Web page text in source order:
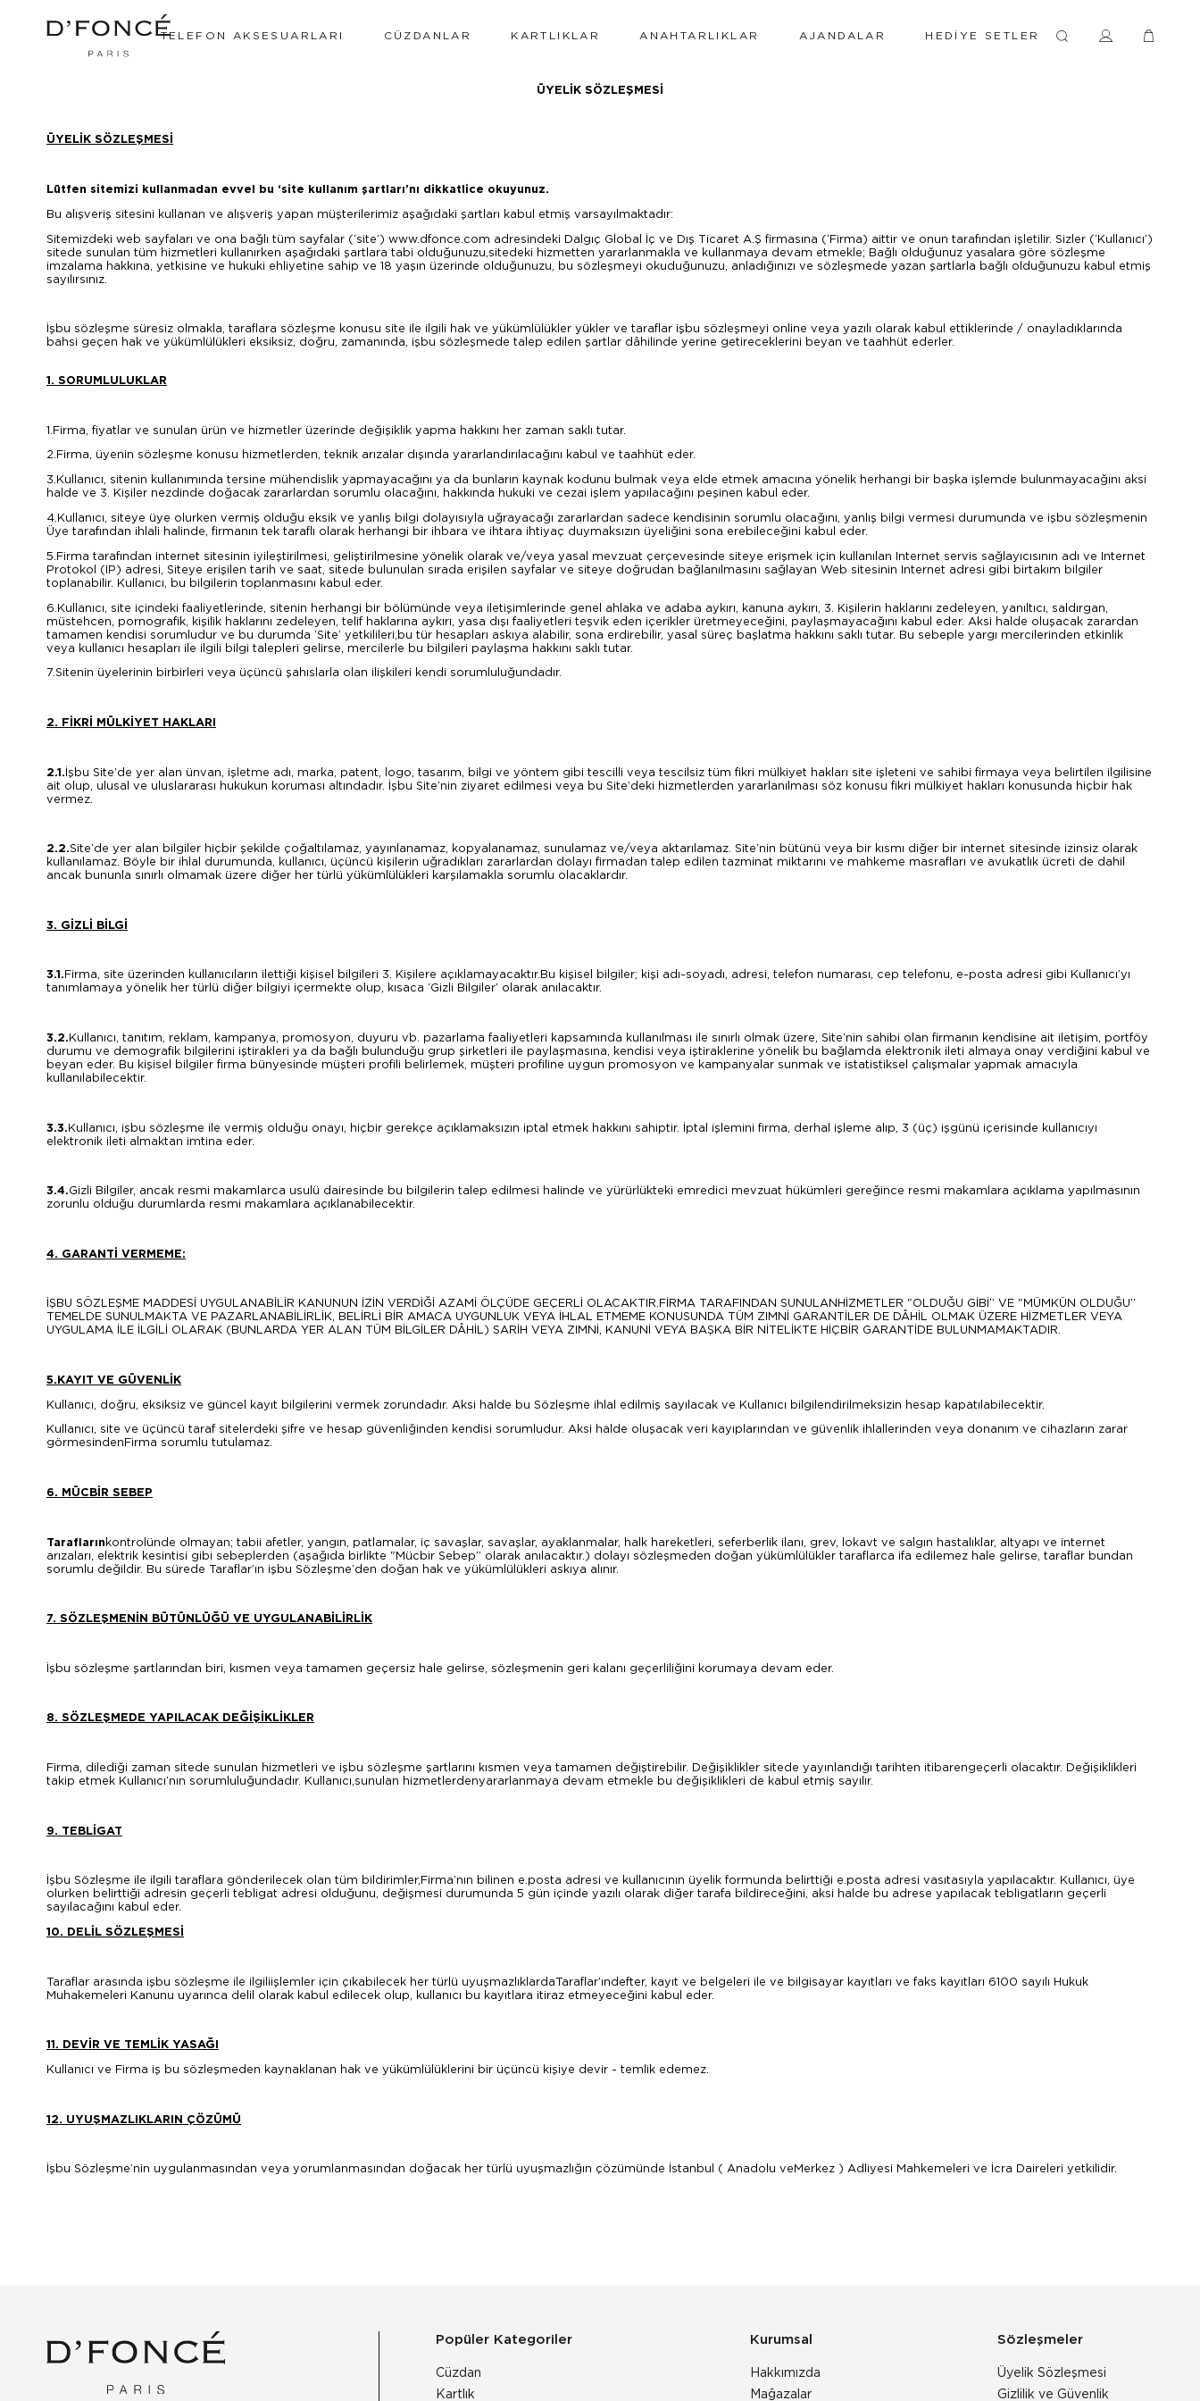
TELEFON AKSESUARLARI CÜZDANLAR KARTLIKLAR ANAHTARLIKLAR AJANDALAR HEDIYE SETLER
ÜYELİK SÖZLEŞMESİ
ÜYELİK SÖZLEŞMESİ
Lütfen sitemizi kullanmadan evvel bu ‘site kullanım şartları’nı dikkatlice okuyunuz.
Bu alışveriş sitesini kullanan ve alışveriş yapan müşterilerimiz aşağıdaki şartları kabul etmiş varsayılmaktadır:
Sitemizdeki web sayfaları ve ona bağlı tüm sayfalar (‘site’) www.dfonce.com adresindeki Dalgıç Global İç ve Dış Ticaret A.Ş firmasına (‘Firma) aittir ve onun tarafından işletilir. Sizler (‘Kullanıcı’)
sitede sunulan tüm hizmetleri kullanırken aşağıdaki şartlara tabi olduğunuzu,sitedeki hizmetten yararlanmakla ve kullanmaya devam etmekle; Bağlı olduğunuz yasalara göre sözleşme
imzalama hakkına, yetkisine ve hukuki ehliyetine sahip ve 18 yaşın üzerinde olduğunuzu, bu sözleşmeyi okuduğunuzu, anladığınızı ve sözleşmede yazan şartlarla bağlı olduğunuzu kabul etmiş
sayılırsınız.
İşbu sözleşme süresiz olmakla, taraflara sözleşme konusu site ile ilgili hak ve yükümlülükler yükler ve taraflar işbu sözleşmeyi online veya yazılı olarak kabul ettiklerinde / onayladıklarında
bahsi geçen hak ve yükümlülükleri eksiksiz, doğru, zamanında, işbu sözleşmede talep edilen şartlar dâhilinde yerine getireceklerini beyan ve taahhüt ederler.
1. SORUMLULUKLAR
1.Firma, fiyatlar ve sunulan ürün ve hizmetler üzerinde değişiklik yapma hakkını her zaman saklı tutar.
2.Firma, üyenin sözleşme konusu hizmetlerden, teknik arızalar dışında yararlandırılacağını kabul ve taahhüt eder.
3.Kullanıcı, sitenin kullanımında tersine mühendislik yapmayacağını ya da bunların kaynak kodunu bulmak veya elde etmek amacına yönelik herhangi bir başka işlemde bulunmayacağını aksi
halde ve 3. Kişiler nezdinde doğacak zararlardan sorumlu olacağını, hakkında hukuki ve cezai işlem yapılacağını peşinen kabul eder.
4.Kullanıcı, siteye üye olurken vermiş olduğu eksik ve yanlış bilgi dolayısıyla uğrayacağı zararlardan sadece kendisinin sorumlu olacağını, yanlış bilgi vermesi durumunda ve işbu sözleşmenin
Üye tarafından ihlali halinde, firmanın tek taraflı olarak herhangi bir ihbara ve ihtara ihtiyaç duymaksızın üyeliğini sona erebileceğini kabul eder.
5.Firma tarafından internet sitesinin iyileştirilmesi, geliştirilmesine yönelik olarak ve/veya yasal mevzuat çerçevesinde siteye erişmek için kullanılan Internet servis sağlayıcısının adı ve Internet
Protokol (IP) adresi, Siteye erişilen tarih ve saat, sitede bulunulan sırada erişilen sayfalar ve siteye doğrudan bağlanılmasını sağlayan Web sitesinin Internet adresi gibi birtakım bilgiler
toplanabilir. Kullanıcı, bu bilgilerin toplanmasını kabul eder.
6.Kullanıcı, site içindeki faaliyetlerinde, sitenin herhangi bir bölümünde veya iletişimlerinde genel ahlaka ve adaba aykırı, kanuna aykırı, 3. Kişilerin haklarını zedeleyen, yanıltıcı, saldırgan,
müstehcen, pornografik, kişilik haklarını zedeleyen, telif haklarına aykırı, yasa dışı faaliyetleri teşvik eden içerikler üretmeyeceğini, paylaşmayacağını kabul eder. Aksi halde oluşacak zarardan
tamamen kendisi sorumludur ve bu durumda ‘Site’ yetkilileri,bu tür hesapları askıya alabilir, sona erdirebilir, yasal süreç başlatma hakkını saklı tutar. Bu sebeple yargı mercilerinden etkinlik
veya kullanıcı hesapları ile ilgili bilgi talepleri gelirse, mercilerle bu bilgileri paylaşma hakkını saklı tutar.
7.Sitenin üyelerinin birbirleri veya üçüncü şahıslarla olan ilişkileri kendi sorumluluğundadır.
2. FİKRİ MÜLKİYET HAKLARI
2.1.İşbu Site’de yer alan ünvan, işletme adı, marka, patent, logo, tasarım, bilgi ve yöntem gibi tescilli veya tescilsiz tüm fikri mülkiyet hakları site işleteni ve sahibi firmaya veya belirtilen ilgilisine
ait olup, ulusal ve uluslararası hukukun koruması altındadır. İşbu Site’nin ziyaret edilmesi veya bu Site’deki hizmetlerden yararlanılması söz konusu fikri mülkiyet hakları konusunda hiçbir hak
vermez.
2.2.Site’de yer alan bilgiler hiçbir şekilde çoğaltılamaz, yayınlanamaz, kopyalanamaz, sunulamaz ve/veya aktarılamaz. Site’nin bütünü veya bir kısmı diğer bir internet sitesinde izinsiz olarak
kullanılamaz. Böyle bir ihlal durumunda, kullanıcı, üçüncü kişilerin uğradıkları zararlardan dolayı firmadan talep edilen tazminat miktarını ve mahkeme masrafları ve avukatlık ücreti de dahil
ancak bununla sınırlı olmamak üzere diğer her türlü yükümlülükleri karşılamakla sorumlu olacaklardır.
3. GİZLİ BİLGİ
3.1.Firma, site üzerinden kullanıcıların ilettiği kişisel bilgileri 3. Kişilere açıklamayacaktır.Bu kişisel bilgiler; kişi adı-soyadı, adresi, telefon numarası, cep telefonu, e-posta adresi gibi Kullanıcı’yı
tanımlamaya yönelik her türlü diğer bilgiyi içermekte olup, kısaca ‘Gizli Bilgiler’ olarak anılacaktır.
3.2.Kullanıcı, tanıtım, reklam, kampanya, promosyon, duyuru vb. pazarlama faaliyetleri kapsamında kullanılması ile sınırlı olmak üzere, Site’nin sahibi olan firmanın kendisine ait iletişim, portföy
durumu ve demografik bilgilerini iştirakleri ya da bağlı bulunduğu grup şirketleri ile paylaşmasına, kendisi veya iştiraklerine yönelik bu bağlamda elektronik ileti almaya onay verdiğini kabul ve
beyan eder. Bu kişisel bilgiler firma bünyesinde müşteri profili belirlemek, müşteri profiline uygun promosyon ve kampanyalar sunmak ve istatistiksel çalışmalar yapmak amacıyla
kullanılabilecektir.
3.3.Kullanıcı, işbu sözleşme ile vermiş olduğu onayı, hiçbir gerekçe açıklamaksızın iptal etmek hakkını sahiptir. İptal işlemini firma, derhal işleme alıp, 3 (üç) işgünü içerisinde kullanıcıyı
elektronik ileti almaktan imtina eder.
3.4.Gizli Bilgiler, ancak resmi makamlarca usulü dairesinde bu bilgilerin talep edilmesi halinde ve yürürlükteki emredici mevzuat hükümleri gereğince resmi makamlara açıklama yapılmasının
zorunlu olduğu durumlarda resmi makamlara açıklanabilecektir.
4. GARANTİ VERMEME:
İŞBU SÖZLEŞME MADDESİ UYGULANABİLİR KANUNUN İZİN VERDİĞİ AZAMİ ÖLÇÜDE GEÇERLİ OLACAKTIR.FİRMA TARAFINDAN SUNULANHİZMETLER "OLDUĞU GİBİ” VE "MÜMKÜN OLDUĞU”
TEMELDE SUNULMAKTA VE PAZARLANABİLİRLİK, BELİRLİ BİR AMACA UYGUNLUK VEYA İHLAL ETMEME KONUSUNDA TÜM ZIMNİ GARANTİLER DE DÂHİL OLMAK ÜZERE HİZMETLER VEYA
UYGULAMA İLE İLGİLİ OLARAK (BUNLARDA YER ALAN TÜM BİLGİLER DÂHİL) SARİH VEYA ZIMNİ, KANUNİ VEYA BAŞKA BİR NİTELİKTE HİÇBİR GARANTİDE BULUNMAMAKTADIR.
5.KAYIT VE GÜVENLİK
Kullanıcı, doğru, eksiksiz ve güncel kayıt bilgilerini vermek zorundadır. Aksi halde bu Sözleşme ihlal edilmiş sayılacak ve Kullanıcı bilgilendirilmeksizin hesap kapatılabilecektir.
Kullanıcı, site ve üçüncü taraf sitelerdeki şifre ve hesap güvenliğinden kendisi sorumludur. Aksi halde oluşacak veri kayıplarından ve güvenlik ihlallerinden veya donanım ve cihazların zarar
görmesindenFirma sorumlu tutulamaz.
6. MÜCBİR SEBEP
Taraflarınkontrolünde olmayan; tabii afetler, yangın, patlamalar, iç savaşlar, savaşlar, ayaklanmalar, halk hareketleri, seferberlik ilanı, grev, lokavt ve salgın hastalıklar, altyapı ve internet
arızaları, elektrik kesintisi gibi sebeplerden (aşağıda birlikte "Mücbir Sebep” olarak anılacaktır.) dolayı sözleşmeden doğan yükümlülükler taraflarca ifa edilemez hale gelirse, taraflar bundan
sorumlu değildir. Bu sürede Taraflar’ın işbu Sözleşme’den doğan hak ve yükümlülükleri askıya alınır.
7. SÖZLEŞMENİN BÜTÜNLÜĞÜ VE UYGULANABİLİRLİK
İşbu sözleşme şartlarından biri, kısmen veya tamamen geçersiz hale gelirse, sözleşmenin geri kalanı geçerliliğini korumaya devam eder.
8. SÖZLEŞMEDE YAPILACAK DEĞİŞİKLİKLER
Firma, dilediği zaman sitede sunulan hizmetleri ve işbu sözleşme şartlarını kısmen veya tamamen değiştirebilir. Değişiklikler sitede yayınlandığı tarihten itibarengeçerli olacaktır. Değişiklikleri
takip etmek Kullanıcı’nın sorumluluğundadır. Kullanıcı,sunulan hizmetlerdenyararlanmaya devam etmekle bu değişiklikleri de kabul etmiş sayılır.
9. TEBLİGAT
İşbu Sözleşme ile ilgili taraflara gönderilecek olan tüm bildirimler,Firma’nın bilinen e.posta adresi ve kullanıcının üyelik formunda belirttiği e.posta adresi vasıtasıyla yapılacaktır. Kullanıcı, üye
olurken belirttiği adresin geçerli tebligat adresi olduğunu, değişmesi durumunda 5 gün içinde yazılı olarak diğer tarafa bildireceğini, aksi halde bu adrese yapılacak tebligatların geçerli
sayılacağını kabul eder.
10. DELİL SÖZLEŞMESİ
Taraflar arasında işbu sözleşme ile ilgiliişlemler için çıkabilecek her türlü uyuşmazlıklardaTaraflar’ındefter, kayıt ve belgeleri ile ve bilgisayar kayıtları ve faks kayıtları 6100 sayılı Hukuk
Muhakemeleri Kanunu uyarınca delil olarak kabul edilecek olup, kullanıcı bu kayıtlara itiraz etmeyeceğini kabul eder.
11. DEVİR VE TEMLİK YASAĞI
Kullanıcı ve Firma iş bu sözleşmeden kaynaklanan hak ve yükümlülüklerini bir üçüncü kişiye devir - temlik edemez.
12. UYUŞMAZLIKLARIN ÇÖZÜMÜ
İşbu Sözleşme’nin uygulanmasından veya yorumlanmasından doğacak her türlü uyuşmazlığın çözümünde İstanbul ( Anadolu veMerkez ) Adliyesi Mahkemeleri ve İcra Daireleri yetkilidir.
Popüler Kategoriler
Cüzdan
Kartlık
Kurumsal
Hakkımızda
Mağazalar
Sözleşmeler
Üyelik Sözleşmesi
Gizlilik ve Güvenlik